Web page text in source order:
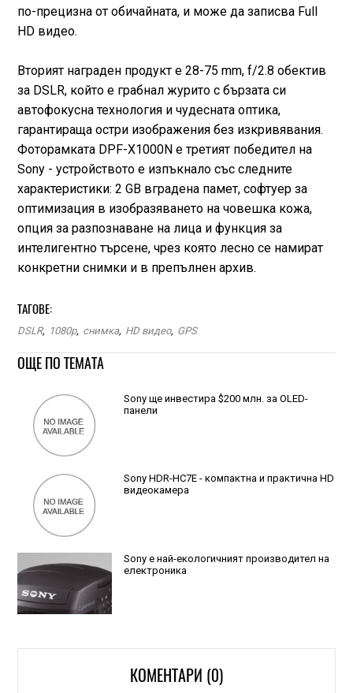
по-прецизна от обичайната, и може да записва Full
HD видео.
Вторият награден продукт е 28-75 mm, f/2.8 обектив
за DSLR, който е грабнал журито с бързата си
автофокусна технология и чудесната оптика,
гарантираща остри изображения без изкривявания.
Фоторамката DPF-X1000N е третият победител на
Sony - устройството е изпъкнало със следните
характеристики: 2 GB вградена памет, софтуер за
оптимизация в изобразяването на човешка кожа,
опция за разпознаване на лица и функция за
интелигентно търсене, чрез която лесно се намират
конкретни снимки и в препълнен архив.
ТАГОВЕ:
DSLR, 1080p, снимка, HD видео, GPS
ОЩЕ ПО ТЕМАТА
Sony ще инвестира $200 млн. за OLED-
панели
Sony HDR-HC7E - компактна и практична HD
видеокамера
Sony е най-екологичният производител на
електроника
КОМЕНТАРИ (0)